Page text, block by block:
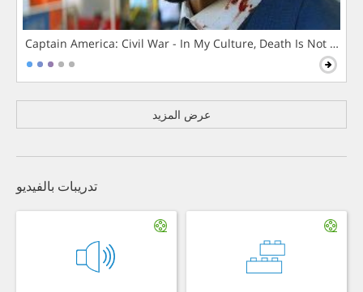
Captain America: Civil War - In My Culture, Death Is Not The
عرض المزيد
تدريبات بالفيديو